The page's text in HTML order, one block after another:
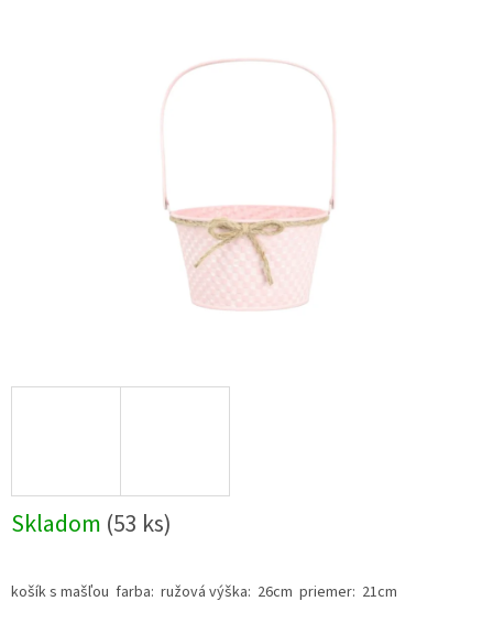
Skladom (53 ks)
košík s mašľou farba: ružová výška: 26cm priemer: 21cm